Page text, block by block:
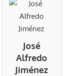
José
Alfredo
Jiménez